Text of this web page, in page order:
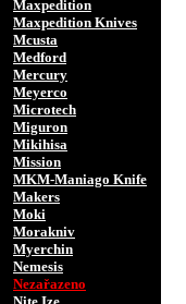
Maxpedition
Maxpedition Knives
Mcusta
Medford
Mercury
Meyerco
Microtech
Miguron
Mikihisa
Mission
MKM-Maniago Knife
Makers
Moki
Morakniv
Myerchin
Nemesis
Nezařazeno